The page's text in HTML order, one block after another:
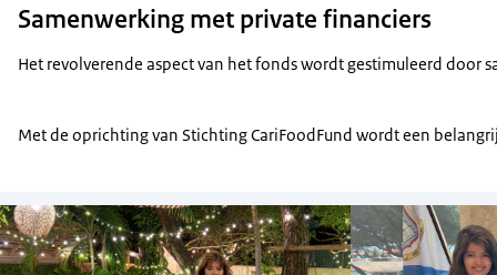
Samenwerking met private financiers
Het revolverende aspect van het fonds wordt gestimuleerd door
Met de oprichting van Stichting CariFoodFund wordt een